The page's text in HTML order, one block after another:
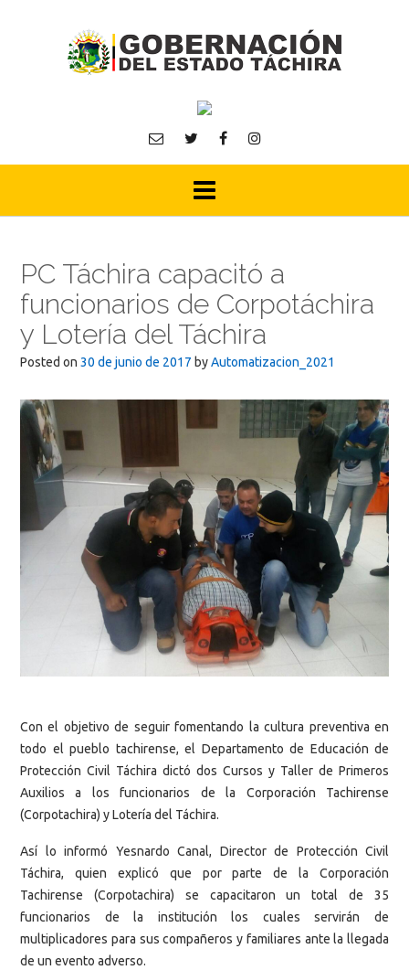
PC Táchira capacitó a
funcionarios de Corpotáchira
y Lotería del Táchira
Posted on 30 de junio de 2017 byAutomatizacion_2021
Con el objetivo de seguir fomentando la cultura preventiva en
todo el pueblo tachirense, el Departamento de Educación de
Protección Civil Táchira dictó dos Cursos y Taller de Primeros
Auxilios a los funcionarios de la Corporación Tachirense
(Corpotachira) y Lotería del Táchira.
Así lo informó Yesnardo Canal, Director de Protección Civil
Táchira, quien explicó que por parte de la Corporación
Tachirense (Corpotachira) se capacitaron un total de 35
funcionarios de la institución los cuales servirán de
multiplicadores para sus compañeros y familiares ante la llegada
de un evento adverso.